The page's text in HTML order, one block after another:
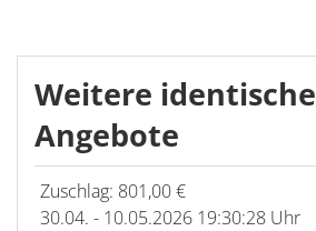
Weitere identische
Angebote
Zuschlag: 801,00 €
30.04. - 10.05.2026 19:30:28 Uhr